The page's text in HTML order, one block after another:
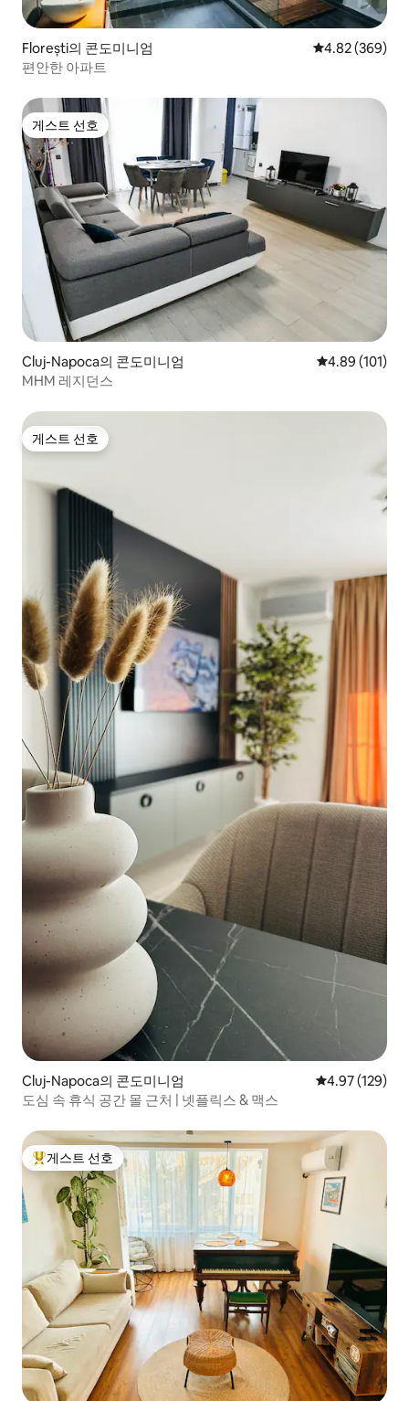
Florești의 콘도미니엄 평점 4.82점(5
4.82 (369)
편안한 아파트
게스트 선호
게스트 선호
Cluj-Napoca의 콘도미니엄 평점 4.89점(5
4.89 (101)
MHM 레지던스
게스트 선호
게스트 선호
Cluj-Napoca의 콘도미니엄 평점 4.97점(5
4.97 (129)
도심 속 휴식 공간 몰 근처 | 넷플릭스 & 맥스
상위 게스트 선호
게스트 선호